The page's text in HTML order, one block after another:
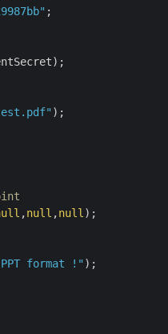
;
);
,null ,null );
format !" );